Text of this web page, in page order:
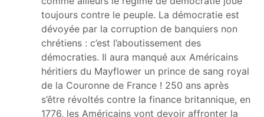
toujours contre le peuple. La démocratie est
dévoyée par la corruption de banquiers non
chrétiens : c’est l’aboutissement des
démocraties. Il aura manqué aux Américains
héritiers du Mayflower un prince de sang royal
de la Couronne de France ! 250 ans après
s’être révoltés contre la finance britannique, en
1776, les Américains vont devoir affronter la